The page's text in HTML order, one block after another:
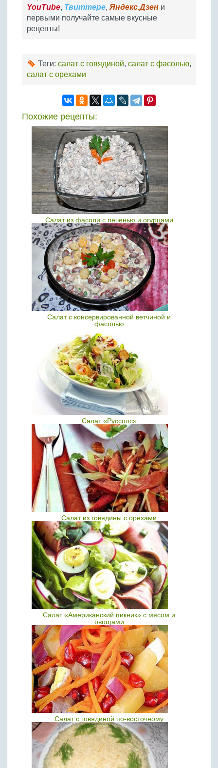
YouTube, Твиттере, Яндекс.Дзен и
первыми получайте самые вкусные
рецепты!
Теги: салат с говядиной, салат с фасолью,
салат с орехами
Похожие рецепты:
Салат из фасоли с печенью и огурцами
Салат с консервированной ветчиной и
фасолью
Салат «Руссолс»
Салат из говядины с орехами
Салат «Американский пикник» с мясом и
овощами
Салат с говядиной по-восточному